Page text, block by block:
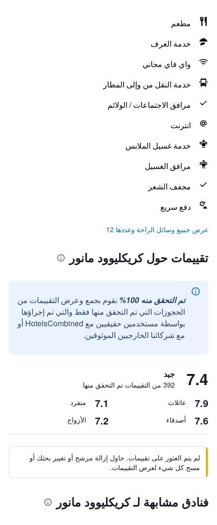
مطعم
خدمة الغرف
واي فاي مجاني
خدمة النقل من وإلى المطار
مرافق الاجتماعات / الولائم
انترنت
خدمة غسيل الملابس
مرافق الغسيل
مجفف الشعر
دفع سريع
عرض جميع وسائل الراحة وعددها 12
تقييمات حول كريكليوود مانور
تم التحقق منه 100%
نقوم بجمع وعرض التقييمات من
الحجوزات التي تم التحقق منها فقط والتي تم إجراؤها
بواسطة مستخدمين حقيقيين مع HotelsCombined أو
مع شركائنا الخارجيين الموثوقين.
7.4 جيد
392 من التقييمات تم التحقق منها
7.9 عائلات 7.1 منفرد
7.6 أصدقاء 7.2 الأزواج
لم يتم العثور على تقييمات. حاول إزالة مرشح أو تغيير بحثك أو
مسح كل شيء لعرض التقييمات.
فنادق مشابهة لـ كريكليوود مانور